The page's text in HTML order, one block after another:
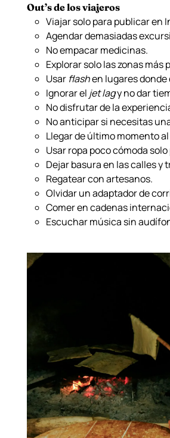
Out’s de los viajeros
Viajar solo para publicar en
Agendar demasiadas
No empacar medicinas.
Explorar solo las zonas más
Usar flashen lugares
Ignorar el jet lagy no dar
No disfrutar de la
No anticipar si necesitas
Llegar de último momento
Usar ropa poco cómoda
Dejar basura en las calles y
Regatear con artesanos.
Olvidar un adaptador de
Comer en cadenas
Escuchar música sin